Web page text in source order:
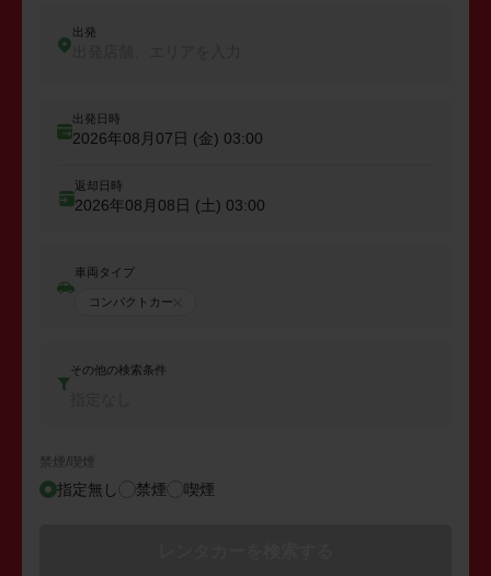
出発
出発日時
2026年08月07日 (金) 03:00
返却日時
2026年08月08日 (土) 03:00
車両タイプ
コンパクトカー
その他の検索条件
禁煙/喫煙
指定無し 禁煙 喫煙